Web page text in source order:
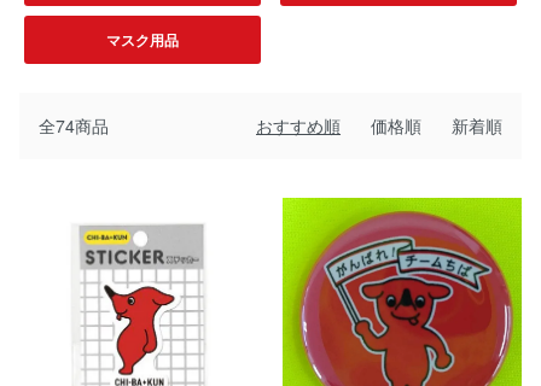
マスク用品
全74商品 おすすめ順 価格順 新着順